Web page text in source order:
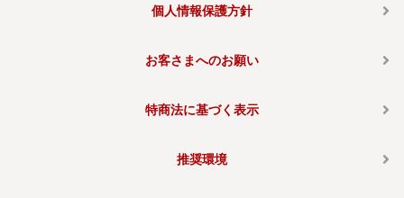
個人情報保護方針
お客さまへのお願い
特商法に基づく表示
推奨環境